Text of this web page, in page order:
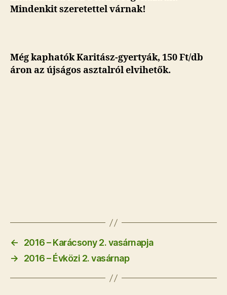
Mindenkit szeretettel várnak!
Még kaphatók Karitász-gyertyák, 150 Ft/db
áron az újságos asztalról elvihetők.
←
2016 – Karácsony 2. vasárnapja
→
2016 – Évközi 2. vasárnap